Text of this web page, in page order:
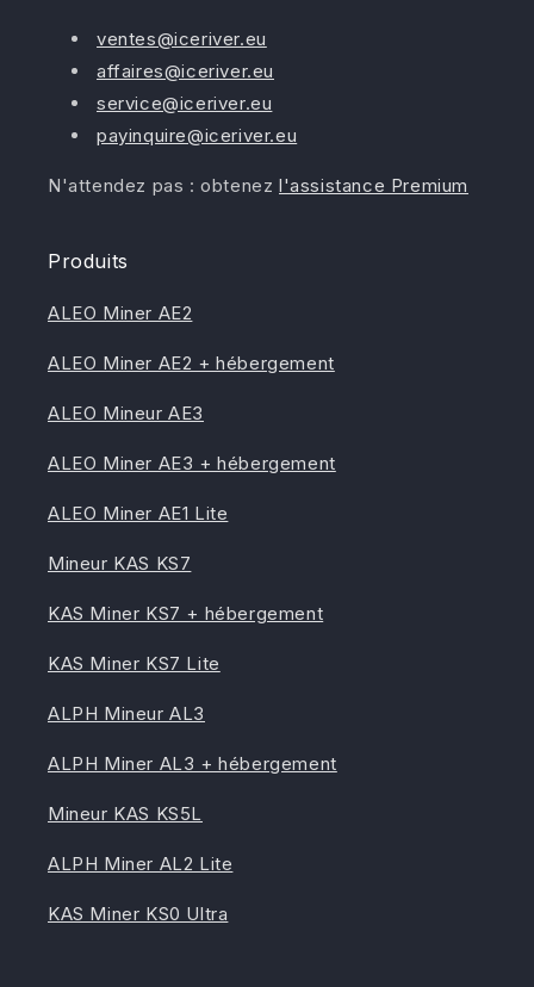
ventes@iceriver.eu
affaires@iceriver.eu
service@iceriver.eu
payinquire@iceriver.eu
N'attendez pas : obtenez l'assistance Premium
Produits
ALEO Miner AE2
ALEO Miner AE2 + hébergement
ALEO Mineur AE3
ALEO Miner AE3 + hébergement
ALEO Miner AE1 Lite
Mineur KAS KS7
KAS Miner KS7 + hébergement
KAS Miner KS7 Lite
ALPH Mineur AL3
ALPH Miner AL3 + hébergement
Mineur KAS KS5L
ALPH Miner AL2 Lite
KAS Miner KS0 Ultra